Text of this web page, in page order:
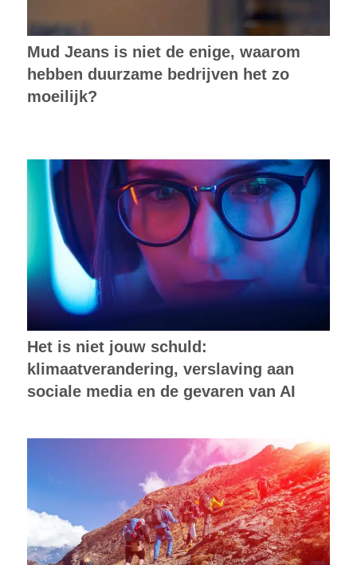
Mud Jeans is niet de enige, waarom
hebben duurzame bedrijven het zo
moeilijk?
Het is niet jouw schuld:
klimaatverandering, verslaving aan
sociale media en de gevaren van AI